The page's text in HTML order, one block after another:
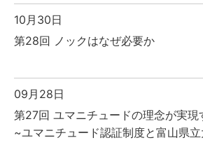
10月30日
第28回 ノックはなぜ必要か
09月28日
第27回 ユマニチュードの理念が実現
~ユマニチュード認証制度と富山県